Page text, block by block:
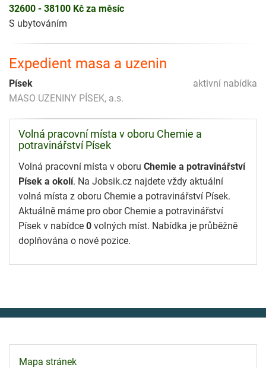
32600 - 38100 Kč za měsíc
S ubytováním
Expedient masa a uzenin
aktivní nabídka
Písek
MASO UZENINY PÍSEK, a.s.
Volná pracovní místa v oboru Chemie a
potravinářství Písek
Volná pracovní místa v oboru Chemie a potravinářství
Písek a okolí. Na Jobsik.cz najdete vždy aktuální
volná místa z oboru Chemie a potravinářství Písek.
Aktuálně máme pro obor Chemie a potravinářství
Písek v nabídce 0 volných míst. Nabídka je průběžně
doplňována o nové pozice.
Mapa stránek